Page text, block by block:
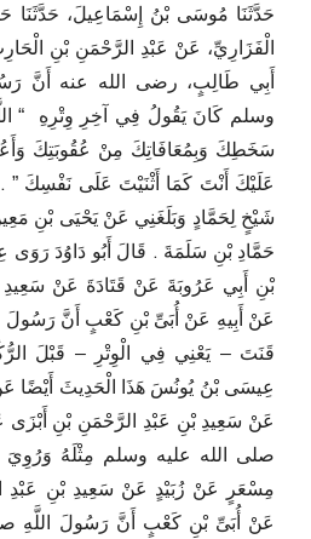
حَدَّثَنَا مُوسَى بْنُ إِسْمَاعِيلَ،
الْفَزَارِيِّ، عَنْ عَبْدِ الرَّحْمَنِ بْنِ
أَبِي طَالِبٍ، رضى الله عنه أَنَّ
وسلم كَانَ يَقُولُ فِي آخِرِ وِتْرِهِ ‏ “‏
سَخَطِكَ وَبِمُعَافَاتِكَ مِنْ عُقُوبَتِكَ
عَلَيْكَ أَنْتَ كَمَا أَثْنَيْتَ عَلَى نَفْسِكَ ‏”‏
شَيْخٍ لِحَمَّادٍ وَبَلَغَنِي عَنْ يَحْيَى بْنِ
حَمَّادِ بْنِ سَلَمَةَ ‏.‏ قَالَ أَبُو دَاوُدَ
بْنِ أَبِي عَرُوبَةَ عَنْ قَتَادَةَ عَنْ
عَنْ أَبِيهِ عَنْ أُبَىِّ بْنِ كَعْبٍ أَنَّ رَسُولَ
قَنَتَ – يَعْنِي فِي الْوِتْرِ – قَبْلَ
عِيسَى بْنُ يُونُسَ هَذَا الْحَدِيثَ أَيْضًا
عَنْ سَعِيدِ بْنِ عَبْدِ الرَّحْمَنِ بْنِ أَبْزَى
صلى الله عليه وسلم مِثْلَهُ
مِسْعَرٍ عَنْ زُبَيْدٍ عَنْ سَعِيدِ بْنِ عَبْدِ
عَنْ أُبَىِّ بْنِ كَعْبٍ أَنَّ رَسُولَ اللَّهِ